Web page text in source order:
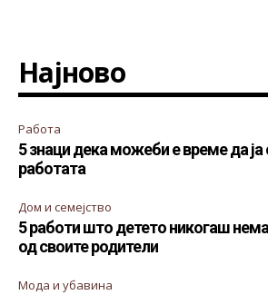
Најново
Работа
5 знаци дека можеби е време да ја
работата
Дом и семејство
5 работи што детето никогаш
од своите родители
Мода и убавина